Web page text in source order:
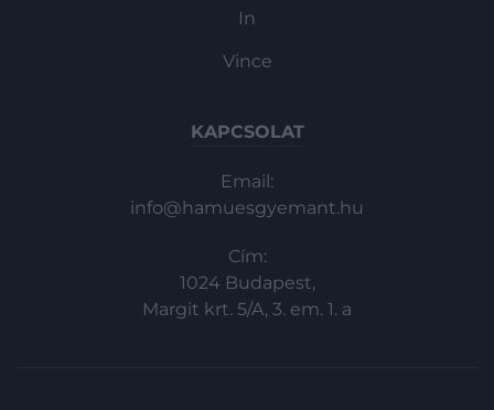
In
Vince
KAPCSOLAT
Email:
info@hamuesgyemant.hu
Cím:
1024 Budapest,
Margit krt. 5/A, 3. em. 1. a